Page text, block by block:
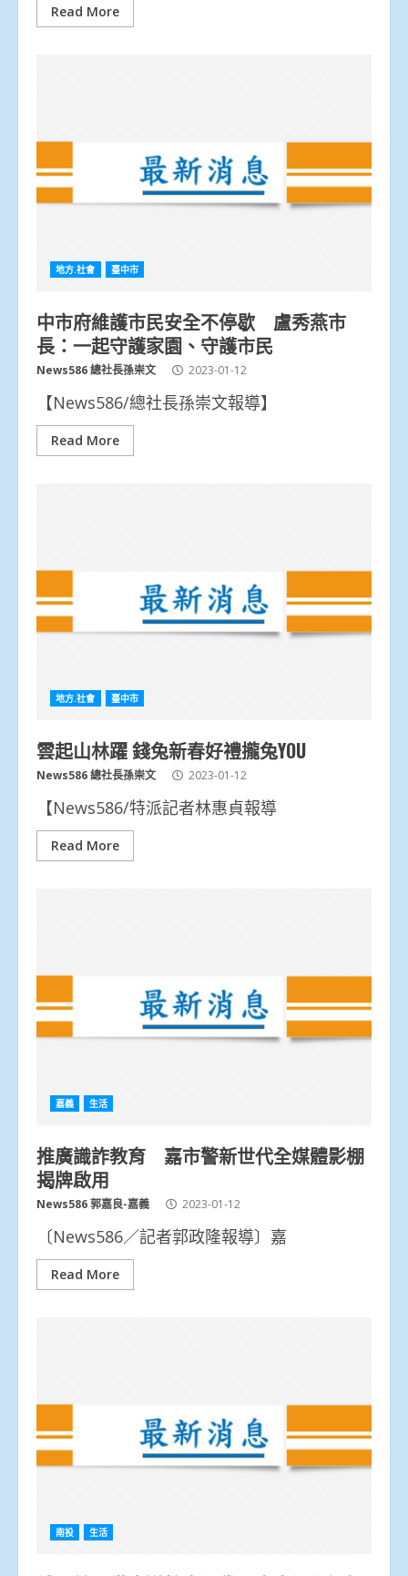
Read More
地方.社會 臺中市
中市府維護市民安全不停歇 盧秀燕市
長：一起守護家園、守護市民
News586 總社長孫崇文 2023-01-12
【News586/總社長孫崇文報導】
Read More
地方.社會 臺中市
雲起山林躍 錢兔新春好禮攏兔YOU
News586 總社長孫崇文 2023-01-12
【News586/特派記者林惠貞報導
Read More
嘉義 生活
推廣識詐教育 嘉市警新世代全媒體影棚
揭牌啟用
News586 郭嘉良-嘉義 2023-01-12
〔News586／記者郭政隆報導〕嘉
Read More
南投 生活